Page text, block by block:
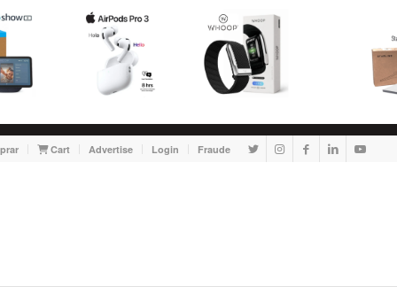
Cart Advertise Login Fraude